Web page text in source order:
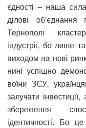
єдності – наша
ділові
Тернополі
індустрії, бо лише
виходом на нові
нині успішно
воїни ЗСУ,
залучати
збереження
ідентичності. Бо